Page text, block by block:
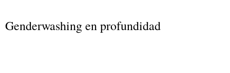
Genderwashing en profundidad